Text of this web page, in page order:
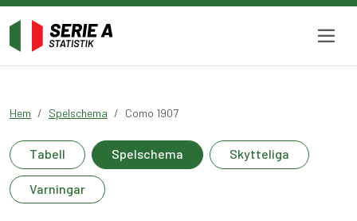
Hem Spelschema Como 1907
Tabell Spelschema Skytteliga
Varningar